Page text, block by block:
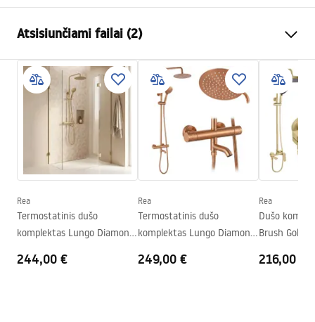
Spalva
Kabinos tipas
Kampas
Stiklo spalva
Transparent 6mm
Atidarymo būdas
Pakreipiamas
Bruno
Surinkimas
Ant irkluojančio baseino arba
ant grindų
Kabinos kryptis
Universalus
Garantija
24 mėnesių
„Easy Clean“ danga
Nie
Atsisiunčiami failai (2)
Warunki bezpieczeństwa
WARUNKI BEZPIECZENSTWA KABINY DRZWI
PARAWANY.pdf
Garantijos sąlygos
Warranty_Terms_and_Conditions_-
_24.pdf
Rea
Termostatinis dušo
komplektas Lungo Diamond
244,00 €
Rea
Termostatinis dušo
komplektas Lungo Diamond
249,00 €
Rea
Dušo
Brush Gold
216,00 €